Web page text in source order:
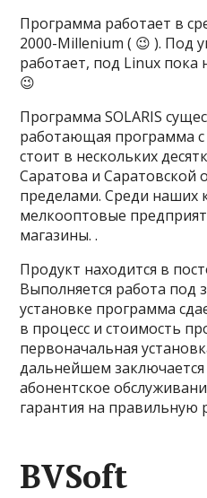
Программа работает в
2000-Millenium ( 😉 ). Под
работает, под Linux пока
😉
Программа SOLARIS
работающая программа
стоит в нескольких
Саратова и Саратовской
пределами. Среди наших
мелкооптовые
магазины. .
Продукт находится в
Выполняется работа под
установке программа
в процесс и стоимость
первоначальная
дальнейшем
абонентское
гарантия на правильную
BVSoft